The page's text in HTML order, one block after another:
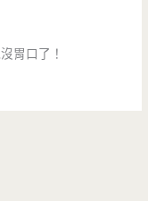
胃口了！